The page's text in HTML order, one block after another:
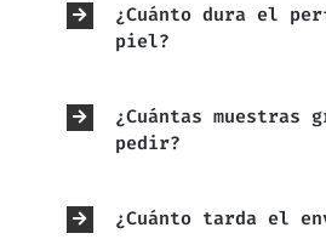
¿Cuánto dura el
piel?
¿Cuántas muestras
pedir?
¿Cuánto tarda el